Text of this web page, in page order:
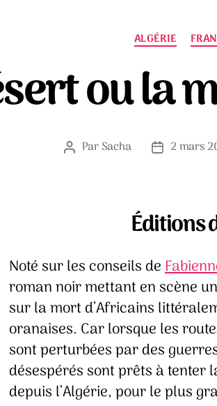
ALGÉRIE
ou la
Auteur
ParSacha
Date2 mars
Éditions
Noté sur les conseils de
roman noir mettant en scène
sur la mort d’Africains
oranaises. Car lorsque les
sont perturbées par des
désespérés sont prêts à tenter
depuis l’Algérie, pour le plus